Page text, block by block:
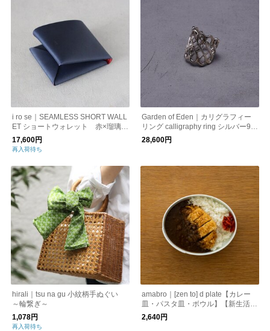
i ro se｜SEAMLESS SHORT WALL
ET ショートウォレット 赤×瑠璃紺
【カタカナ別注】 | レザー財布
17,600円
再入荷待ち
Garden of Eden｜カリグラフィー
リング calligraphy ring シルバー92
5 指輪 アクセサリー ユニセックス
メンズ ED-VG18-CYR ガーデンオ
28,600円
hirali｜tsu na gu 小紋柄手ぬぐい
～輪繋ぎ～
1,078円
再入荷待ち
amabro｜[zen to] d plate【カレー
皿・パスタ皿・ボウル】【新生活】
【プレゼント】
2,640円